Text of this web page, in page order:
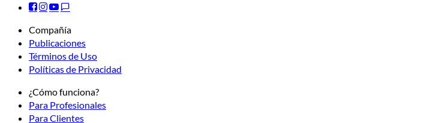
Compañía
Publicaciones
Términos de Uso
Políticas de Privacidad
¿Cómo funciona?
Para Profesionales
Para Clientes